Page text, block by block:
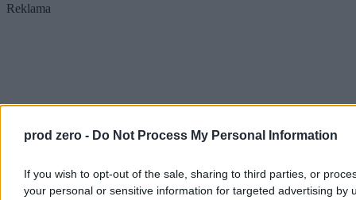
prod zero - Do Not Process My Personal Information
If you wish to opt-out of the sale, sharing to third parties, or
your personal or sensitive information for targeted advertising by
Reklama